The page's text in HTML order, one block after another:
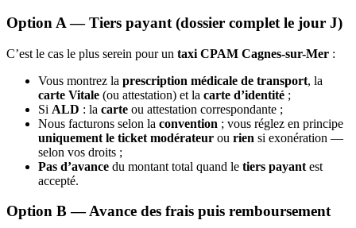
Option A —Tiers payant (dossier complet le jour J)
C’est le cas le plus serein pour un taxi CPAM Cagnes-sur-Mer :
Vous montrez la prescription médicale de transport, la
carte Vitale (ou attestation) et la carte d’identité ;
Si ALD : la carte ou attestation correspondante ;
Nous facturons selon la convention ; vous réglez en principe
uniquement le ticket modérateur ou rien si exonération —
selon vos droits ;
Pas d’avance du montant total quand le tiers payant est
accepté.
Option B —Avance des frais puis remboursement